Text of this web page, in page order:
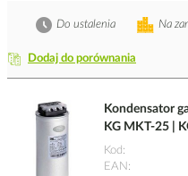
Dodaj do porównania
Na
Do ustalenia
Kondensator
KG MKT-25 |
Kod
EAN